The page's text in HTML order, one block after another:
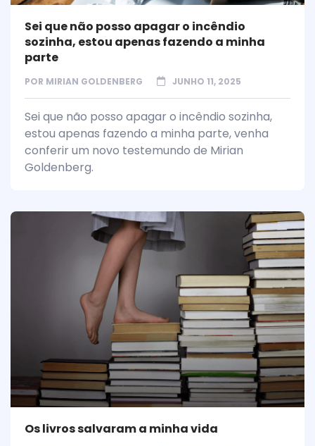
Sei que não posso apagar o incêndio
sozinha, estou apenas fazendo a minha
parte
POR MIRIAN GOLDENBERG JUNHO 11, 2025
Sei que não posso apagar o incêndio sozinha,
estou apenas fazendo a minha parte, venha
conferir um novo testemundo de Mirian
Goldenberg.
Os livros salvaram a minha vida